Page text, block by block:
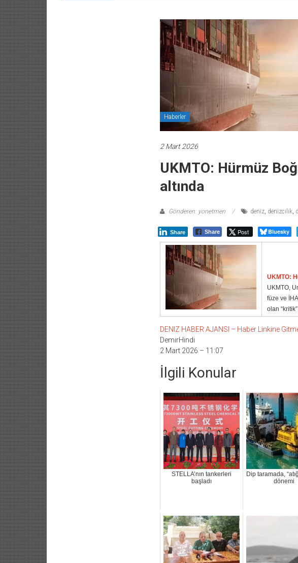
Haberler
2 Mart 2026
UKMTO: Hürmüz
altında
Gönderen: yonetmen deniz, denizcilik,
Share Share Post Bluesky
UKMTO:
UKMTO,
füze ve
olan
DENIZ HABER AJANSI – Haber Linkine
DemirHindi
2 Mart 2026 – 11:07
İlgili Konular
STELLA’nın tankerleri
başladı
Dip taramada,
dönemi